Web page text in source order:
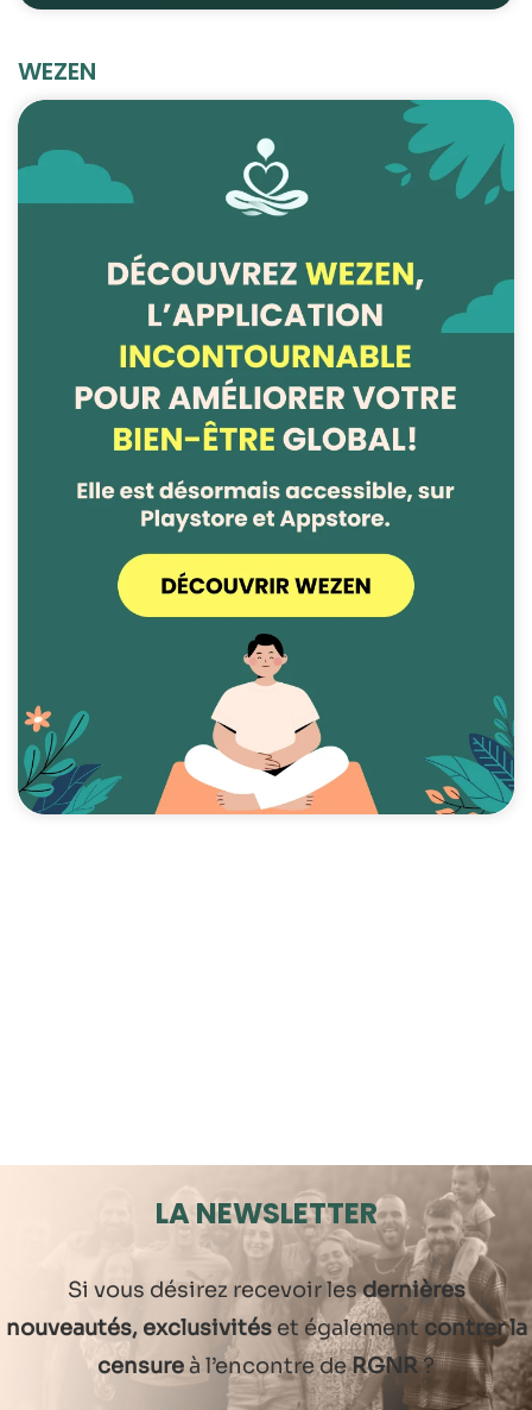
WEZEN
LA NEWSLETTER
Si vous désirez recevoir lesdernières
nouveautés, exclusivitéset également contrer la
censureà l’encontre deRGNR?